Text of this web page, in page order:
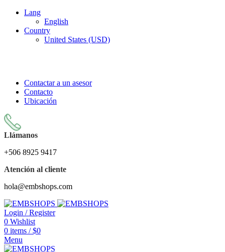
Lang
English
Country
United States (USD)
Contactar a un asesor
Contacto
Ubicación
Llámanos
+506 8925 9417
Atención al cliente
hola@embshops.com
Login / Register
0 Wishlist
0 items / $0
Menu